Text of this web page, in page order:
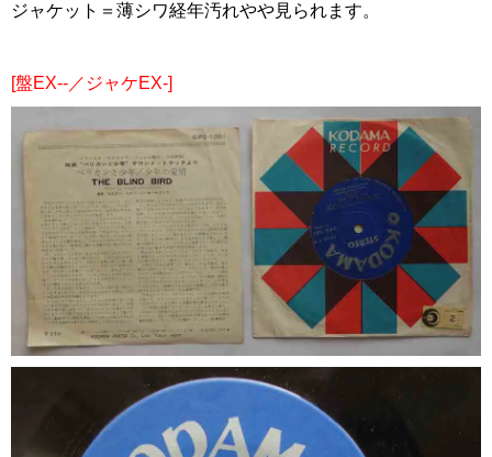
ジャケット＝薄シワ経年汚れやや見られます。
[盤EX--／ジャケEX-]